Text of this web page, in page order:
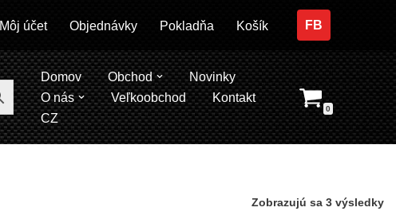
Môj účet Objednávky Pokladňa Košík FB
Domov Obchod
Novinky
O nás
Veľkoobchod
Kontakt
CZ
0
Zobrazujú sa 3 výsledky